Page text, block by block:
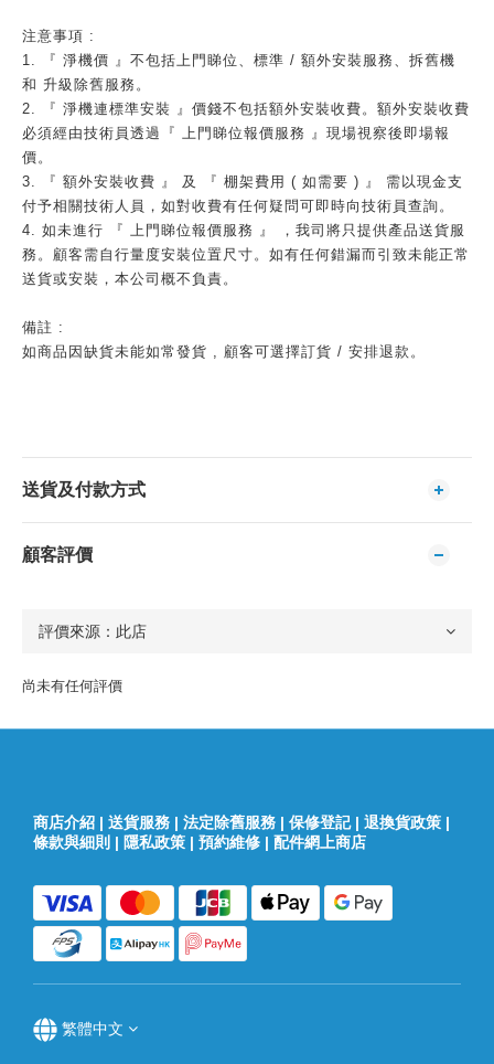
注意事項 :
1. 『 淨機價 』不包括上門睇位、標準 / 額外安裝服務、拆舊機
和 升級除舊服務。
2. 『 淨機連標準安裝 』價錢不包括額外安裝收費。額外安裝收費
必須經由技術員透過『 上門睇位報價服務 』現場視察後即場報
價。
3. 『 額外安裝收費 』 及 『 棚架費用 ( 如需要 ) 』 需以現金支
付予相關技術人員，如對收費有任何疑問可即時向技術員查詢。
4. 如未進行 『 上門睇位報價服務 』 ，我司將只提供產品送貨服
務。顧客需自行量度安裝位置尺寸。如有任何錯漏而引致未能正常
送貨或安裝，本公司概不負責。
備註 :
如商品因缺貨未能如常發貨 , 顧客可選擇訂貨 / 安排退款。
送貨及付款方式
顧客評價
尚未有任何評價
商店介紹 | 送貨服務 | 法定除舊服務 | 保修登記| 退換貨政策 |
條款與細則 | 隱私政策 | 預約維修 | 配件網上商店
繁體中文